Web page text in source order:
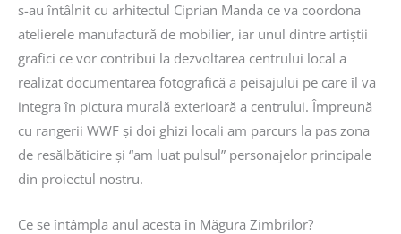
s-au întâlnit cu arhitectul Ciprian Manda ce va coordona
atelierele manufactură de mobilier, iar unul dintre artiștii
grafici ce vor contribui la dezvoltarea centrului local a
realizat documentarea fotografică a peisajului pe care îl va
integra în pictura murală exterioară a centrului. Împreună
cu rangerii WWF și doi ghizi locali am parcurs la pas zona
de resălbăticire și “am luat pulsul” personajelor principale
din proiectul nostru.
Ce se întâmpla anul acesta în Măgura Zimbrilor?